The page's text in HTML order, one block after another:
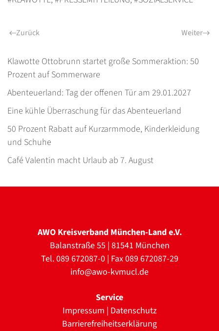
Zurück Weiter
Klawotte Ottobrunn startet große Sommeraktion: 50
Prozent auf Sommerware
Abenteuerland: Tag der offenen Tür am 29.01.2027
Eine kühle Überraschung für das Abenteuerland
50 Prozent Rabatt auf Kurzarmmode, Kinderkleidung
und Schuhe
Café Valentin macht Urlaub ab 7. August
AWO Kreisverband München-Land e.V.
Balanstraße 55 | 81541 München
Tel. 089 672087-0 | Fax 089 672087-29
info@awo-kvmucl.de
Service
Impressum | Datenschutz
Barrierefreiheitserklärung